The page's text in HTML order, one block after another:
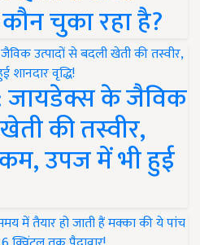
चुका रहा है?
जायडेक्स के जैविक
की तस्वीर,
उपज में भी हुई